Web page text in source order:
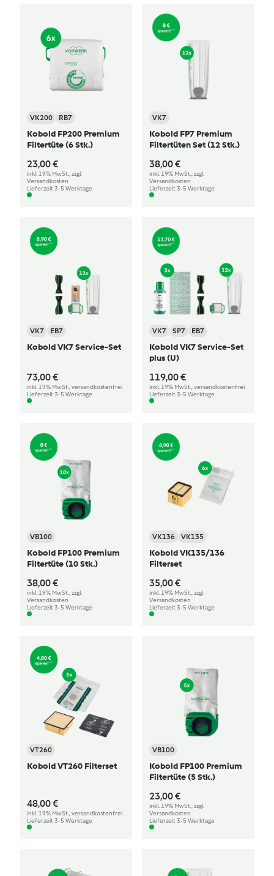
VK200 RB7
Kobold FP200 Premium
Filtertüte (6 Stk.)
23,00 €
inkl. 19% MwSt., zzgl.
Versandkosten
Lieferzeit 3-5 Werktage
VK7
Kobold FP7 Premium
Filtertüten Set (12 Stk.)
38,00 €
inkl. 19% MwSt., zzgl.
Versandkosten
Lieferzeit 3-5 Werktage
VK7 EB7
Kobold VK7 Service-Set
73,00 €
inkl. 19% MwSt., versandkostenfrei
Lieferzeit 3-5 Werktage
VK7 SP7 EB7
Kobold VK7 Service-Set
plus (U)
119,00 €
inkl. 19% MwSt., versandkostenfrei
Lieferzeit 3-5 Werktage
VB100
Kobold FP100 Premium
Filtertüte (10 Stk.)
38,00 €
inkl. 19% MwSt., zzgl.
Versandkosten
Lieferzeit 3-5 Werktage
VK136 VK135
Kobold VK135/136
Filterset
35,00 €
inkl. 19% MwSt., zzgl.
Versandkosten
Lieferzeit 3-5 Werktage
VT260
Kobold VT260 Filterset
48,00 €
inkl. 19% MwSt., versandkostenfrei
Lieferzeit 3-5 Werktage
VB100
Kobold FP100 Premium
Filtertüte (5 Stk.)
23,00 €
inkl. 19% MwSt., zzgl.
Versandkosten
Lieferzeit 3-5 Werktage